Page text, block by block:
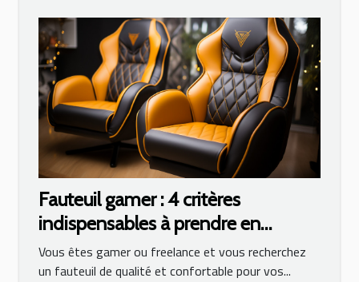
Fauteuil gamer : 4 critères
indispensables à prendre en
compte lors de son choix
Vous êtes gamer ou freelance et vous recherchez
un fauteuil de qualité et confortable pour vos...